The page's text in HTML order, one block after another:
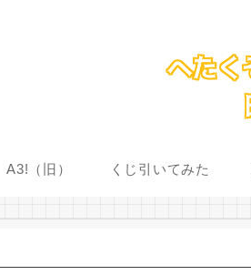
A3!（旧） くじ引いてみた